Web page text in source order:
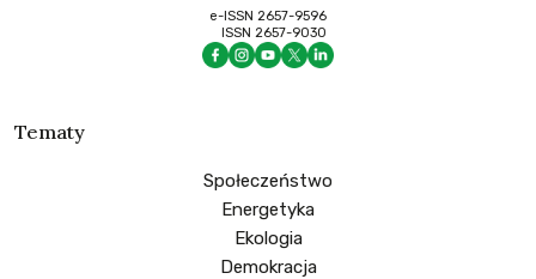
e-ISSN 2657-9596
ISSN 2657-9030
Tematy
Społeczeństwo
Energetyka
Ekologia
Demokracja